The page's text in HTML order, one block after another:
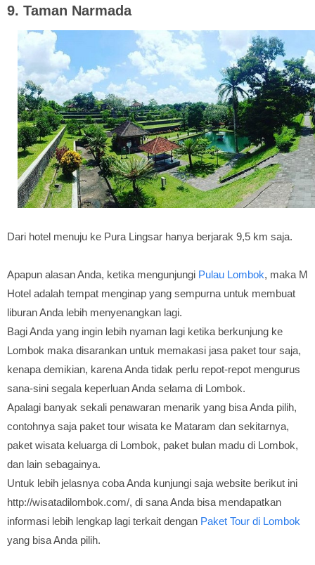
9. Taman Narmada
Dari hotel menuju ke Pura Lingsar hanya berjarak 9,5 km saja.
Apapun alasan Anda, ketika mengunjungi Pulau Lombok, maka M
Hotel adalah tempat menginap yang sempurna untuk membuat
liburan Anda lebih menyenangkan lagi.
Bagi Anda yang ingin lebih nyaman lagi ketika berkunjung ke
Lombok maka disarankan untuk memakasi jasa paket tour saja,
kenapa demikian, karena Anda tidak perlu repot-repot mengurus
sana-sini segala keperluan Anda selama di Lombok.
Apalagi banyak sekali penawaran menarik yang bisa Anda pilih,
contohnya saja paket tour wisata ke Mataram dan sekitarnya,
paket wisata keluarga di Lombok, paket bulan madu di Lombok,
dan lain sebagainya.
Untuk lebih jelasnya coba Anda kunjungi saja website berikut ini
http://wisatadilombok.com/, di sana Anda bisa mendapatkan
informasi lebih lengkap lagi terkait dengan Paket Tour di Lombok
yang bisa Anda pilih.